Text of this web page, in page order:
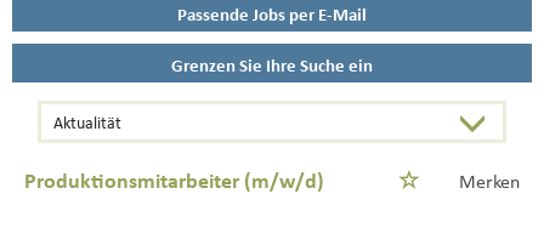
Passende Jobs per E-Mail
Grenzen Sie Ihre Suche ein
Produktionsmitarbeiter (m/w/d) Merken